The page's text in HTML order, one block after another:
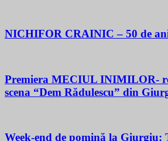
NICHIFOR CRAINIC – 50 de
Premiera MECIUL INIMILOR-
scena “Dem Rădulescu” din
Week-end de pomină la Giurgiu: